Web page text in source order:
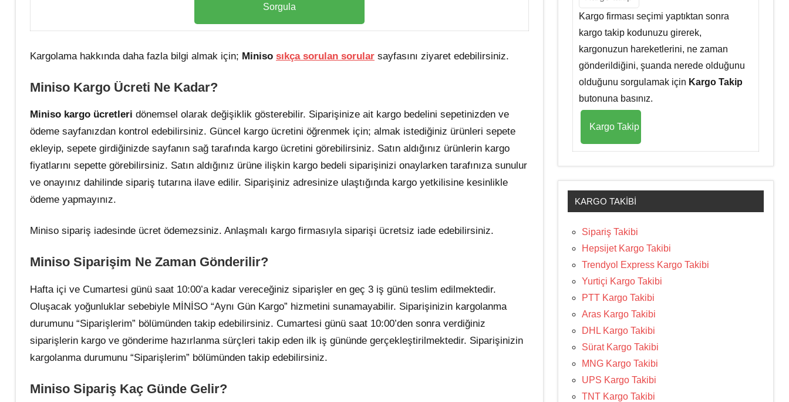
Kargolama hakkında daha fazla bilgi almak için; Miniso sıkça sorulan sorular sayfasını ziyaret edebilirsiniz.
Miniso Kargo Ücreti Ne Kadar?
Miniso kargo ücretleri dönemsel olarak değişiklik gösterebilir. Siparişinize ait kargo bedelini sepetinizden ve
ödeme sayfanızdan kontrol edebilirsiniz. Güncel kargo ücretini öğrenmek için; almak istediğiniz ürünleri sepete
ekleyip, sepete girdiğinizde sayfanın sağ tarafında kargo ücretini görebilirsiniz. Satın aldığınız ürünlerin kargo
fiyatlarını sepette görebilirsiniz. Satın aldığınız ürüne ilişkin kargo bedeli siparişinizi onaylarken tarafınıza sunulur
ve onayınız dahilinde sipariş tutarına ilave edilir. Siparişiniz adresinize ulaştığında kargo yetkilisine kesinlikle
ödeme yapmayınız.
Miniso sipariş iadesinde ücret ödemezsiniz. Anlaşmalı kargo firmasıyla siparişi ücretsiz iade edebilirsiniz.
Miniso Siparişim Ne Zaman Gönderilir?
Hafta içi ve Cumartesi günü saat 10:00’a kadar vereceğiniz siparişler en geç 3 iş günü teslim edilmektedir.
Oluşacak yoğunluklar sebebiyle MİNİSO “Aynı Gün Kargo” hizmetini sunamayabilir. Siparişinizin kargolanma
durumunu “Siparişlerim” bölümünden takip edebilirsiniz. Cumartesi günü saat 10:00’den sonra verdiğiniz
siparişlerin kargo ve gönderime hazırlanma sürçleri takip eden ilk iş gününde gerçekleştirilmektedir. Siparişinizin
kargolanma durumunu “Siparişlerim” bölümünden takip edebilirsiniz.
Miniso Sipariş Kaç Günde Gelir?
Kargo firması seçimi yaptıktan sonra
kargo takip kodunuzu girerek,
kargonuzun hareketlerini, ne zaman
gönderildiğini, şuanda nerede olduğunu
olduğunu sorgulamak için Kargo Takip
butonuna basınız.
KARGO TAKIBI
Sipariş Takibi
Hepsijet Kargo Takibi
Trendyol Express Kargo Takibi
Yurtiçi Kargo Takibi
PTT Kargo Takibi
Aras Kargo Takibi
DHL Kargo Takibi
Sürat Kargo Takibi
MNG Kargo Takibi
UPS Kargo Takibi
TNT Kargo Takibi